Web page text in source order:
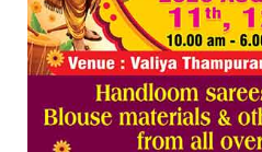
Twitter
LinkedIn
YouTube